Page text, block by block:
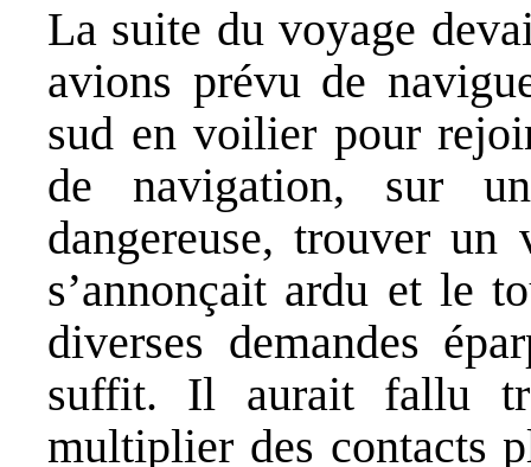
La suite du voyage
avions prévu de
sud en voilier pour
de navigation, sur
dangereuse, trouver
s’annonçait ardu et le
diverses demandes
suffit. Il aurait fallu
multiplier des contacts